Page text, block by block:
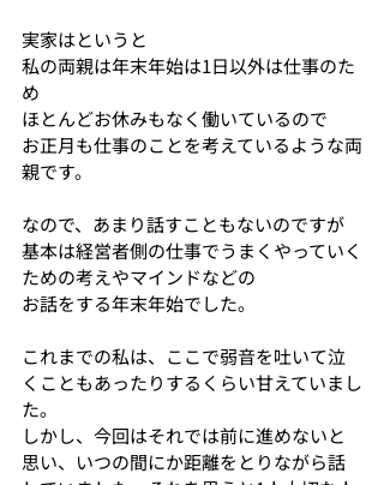
実家はというと
私の両親は年末年始は1日以外は仕事のた
め
ほとんどお休みもなく働いているので
お正月も仕事のことを考えているような両
親です。
なので、あまり話すこともないのですが
基本は経営者側の仕事でうまくやっていく
ための考えやマインドなどの
お話をする年末年始でした。
これまでの私は、ここで弱音を吐いて泣
くこともあったりするくらい甘えていまし
た。
しかし、今回はそれでは前に進めないと
思い、いつの間にか距離をとりながら話